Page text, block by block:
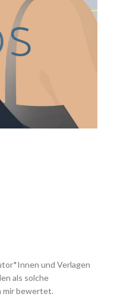
und Verlagen
als solche
mir bewertet.